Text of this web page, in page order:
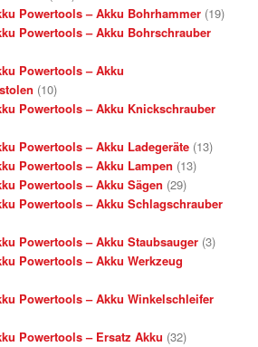
Powertools – Akku Bohrhammer (19)
Powertools – Akku Bohrschrauber
Powertools – Akku
(10)
Powertools – Akku Knickschrauber
Powertools – Akku Ladegeräte (13)
Powertools – Akku Lampen (13)
Powertools – Akku Sägen (29)
Powertools – Akku Schlagschrauber
Powertools – Akku Staubsauger (3)
Powertools – Akku Werkzeug
Powertools – Akku Winkelschleifer
Powertools – Ersatz Akku (32)